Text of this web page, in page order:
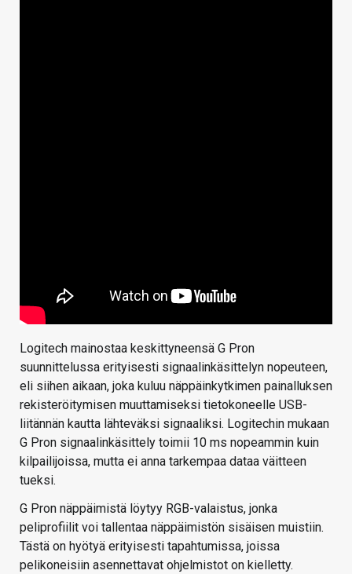
Logitech mainostaa keskittyneensä G Pron
suunnittelussa erityisesti signaalinkäsittelyn nopeuteen,
eli siihen aikaan, joka kuluu näppäinkytkimen painalluksen
rekisteröitymisen muuttamiseksi tietokoneelle USB-
liitännän kautta lähteväksi signaaliksi. Logitechin mukaan
G Pron signaalinkäsittely toimii 10 ms nopeammin kuin
kilpailijoissa, mutta ei anna tarkempaa dataa väitteen
tueksi.
G Pron näppäimistä löytyy RGB-valaistus, jonka
peliprofiilit voi tallentaa näppäimistön sisäisen muistiin.
Tästä on hyötyä erityisesti tapahtumissa, joissa
pelikoneisiin asennettavat ohjelmistot on kielletty.